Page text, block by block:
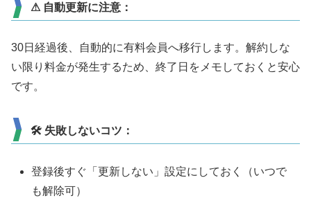
⚠ 自動更新に注意：
30日経過後、自動的に有料会員へ移行します。解約しな
い限り料金が発生するため、終了日をメモしておくと安心
です。
🛠 失敗しないコツ：
登録後すぐ「更新しない」設定にしておく（いつで
も解除可）